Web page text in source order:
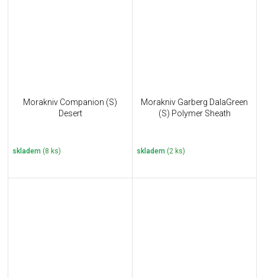
Morakniv Companion (S)
Desert
skladem (8 ks)
Morakniv Garberg DalaGreen
(S) Polymer Sheath
skladem (2 ks)